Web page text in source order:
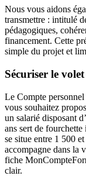
Nous vous aidons
transmettre : intitulé
pédagogiques,
financement. Cette
simple du projet et
Sécuriser le
Le Compte
vous souhaitez
un salarié disposant
ans sert de
se situe entre 1 500
accompagne dans la
fiche
clair.